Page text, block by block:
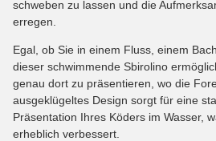
schweben zu lassen und die
erregen.
Egal, ob Sie in einem Fluss, einem
dieser schwimmende Sbirolino
genau dort zu präsentieren, wo die
ausgeklügeltes Design sorgt für eine
Präsentation Ihres Köders im Wasser,
erheblich verbessert.